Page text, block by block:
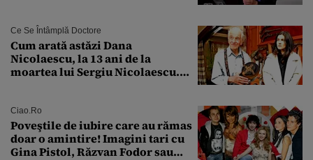
Ce Se Întâmplă Doctore
Cum arată astăzi Dana
Nicolaescu, la 13 ani de la
moartea lui Sergiu Nicolaescu.
Ciao.ro
Poveştile de iubire care au rămas
doar o amintire! Imagini tari cu
Gina Pistol, Răzvan Fodor sau